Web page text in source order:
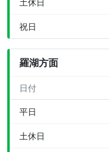
土休日
祝日
羅湖方面
日付
平日
土休日